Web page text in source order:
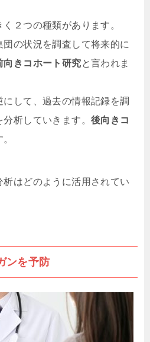
２つの種類があります。
団の状況を調査して将来的に
向きコホート研究と言われま
して、過去の情報記録を調
析していきます。 後向きコ
はどのように活用されてい
ンを予防